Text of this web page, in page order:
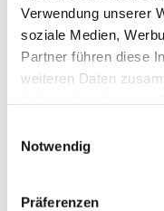
Verwendung unserer
soziale Medien,
Partner führen diese
weiteren Daten
Notwendig
Präferenzen
Eine Stunde,
Schauen Sie